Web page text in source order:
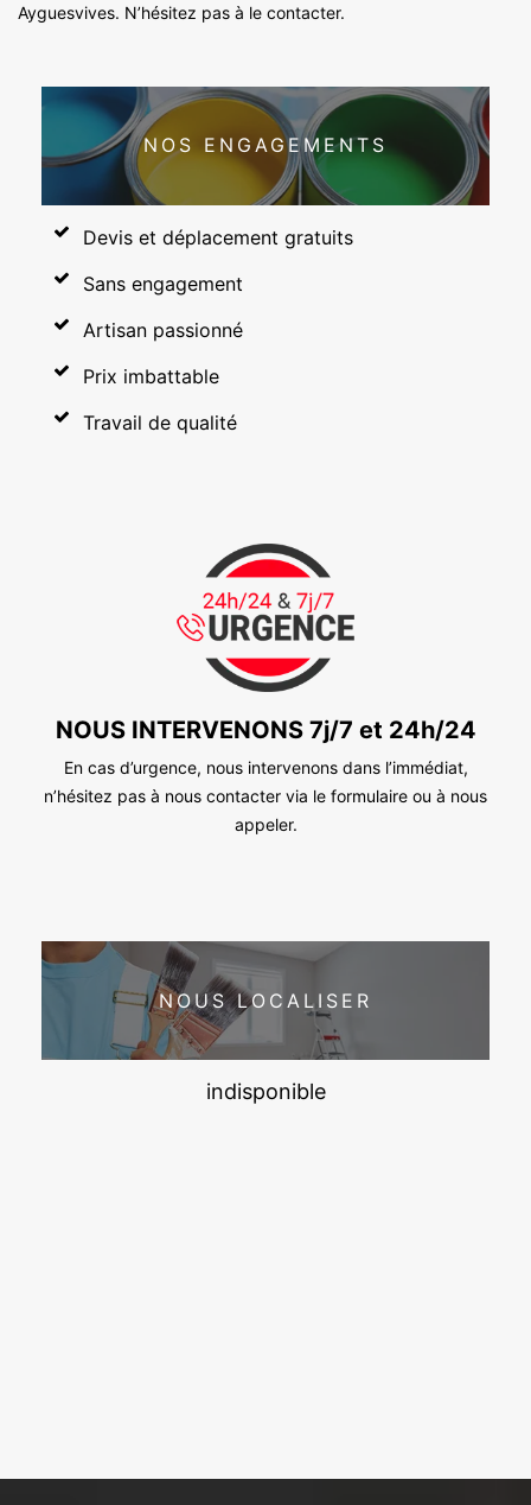
Ayguesvives. N’hésitez pas à le contacter.
NOS ENGAGEMENTS
Devis et déplacement gratuits
Sans engagement
Artisan passionné
Prix imbattable
Travail de qualité
NOUS INTERVENONS 7j/7 et 24h/24
En cas d’urgence, nous intervenons dans l’immédiat,
n’hésitez pas à nous contacter via le formulaire ou à nous
appeler.
NOUS LOCALISER
indisponible